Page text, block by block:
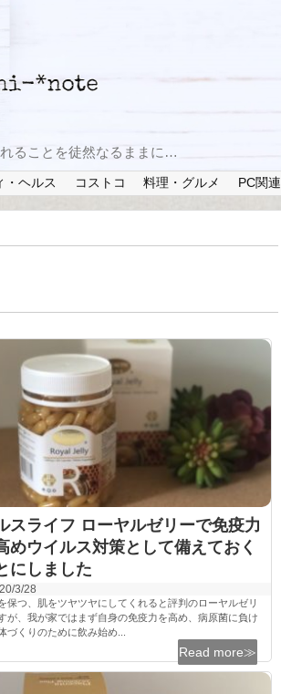
ることを徒然なるままに…
・ヘルス コストコ 料理・グルメ PC関連
スライフ ローヤルゼリーで免疫力
めウイルス対策として備えておく
にしました
3/28
保つ、肌をツヤツヤにしてくれると評判のローヤルゼリ
が、我が家ではまず自身の免疫力を高め、病原菌に負け
づくりのために飲み始め...
Read more≫